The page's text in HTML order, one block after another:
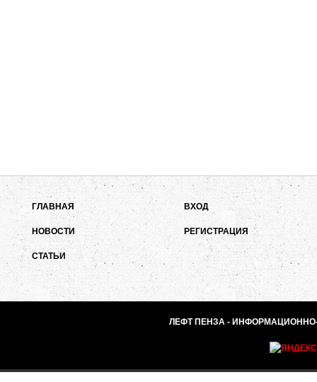
ГЛАВНАЯ
НОВОСТИ
СТАТЬИ
ВХОД
РЕГИСТРАЦИЯ
ЛЕФТ ПЕНЗА - ИНФОРМАЦИОННО-